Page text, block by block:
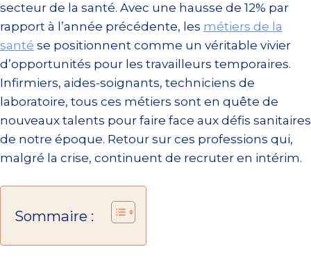
secteur de la santé. Avec une hausse de 12% par
rapport à l’année précédente, les métiers de la
santé se positionnent comme un véritable vivier
d’opportunités pour les travailleurs temporaires.
Infirmiers, aides-soignants, techniciens de
laboratoire, tous ces métiers sont en quête de
nouveaux talents pour faire face aux défis sanitaires
de notre époque. Retour sur ces professions qui,
malgré la crise, continuent de recruter en intérim.
Sommaire :